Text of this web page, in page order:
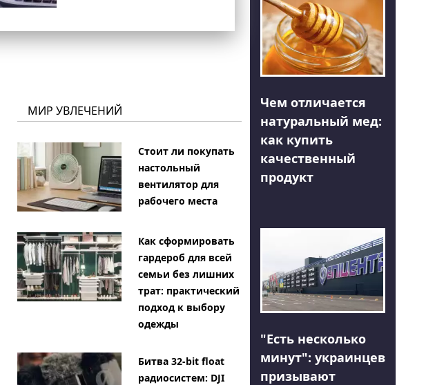
МИР УВЛЕЧЕНИЙ
Стоит ли покупать
настольный
вентилятор для
рабочего места
Как сформировать
гардероб для всей
семьи без лишних
трат: практический
подход к выбору
одежды
Битва 32-bit float
радиосистем: DJI
Чем отличается
натуральный мед:
как купить
качественный
продукт
"Есть несколько
минут": украинцев
призывают